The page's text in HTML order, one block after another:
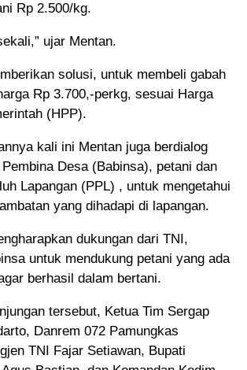
Rp 2.500/kg.
ujar Mentan.
solusi, untuk membeli gabah
Rp 3.700,-perkg, sesuai Harga
(HPP).
kali ini Mentan juga berdialog
Desa (Babinsa), petani dan
Lapangan (PPL) , untuk mengetahui
yang dihadapi di lapangan.
dukungan dari TNI,
untuk mendukung petani yang ada
berhasil dalam bertani.
tersebut, Ketua Tim Sergap
Danrem 072 Pamungkas
TNI Fajar Setiawan, Bupati